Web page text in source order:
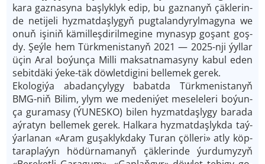
ka­ra gaz­na­sy­na baş­lyk­lyk edip, bu gaz­na­nyň çäk­le­rin­
de ne­ti­je­li hyz­mat­daş­ly­gyň pug­ta­lan­dy­rylma­gy­na we
onuň işi­niň kä­mil­leş­di­ril­megi­ne my­na­syp go­şant goş­
dy. Şeý­le hem Türkme­nis­tanyň 2021 — 2025-nji ýyl­lar
üçin Aral bo­ýun­ça Mil­li mak­sat­na­ma­sy­ny ka­bul eden
se­bit­dä­ki ýe­ke-täk döw­let­di­gini bel­le­mek ge­rek.
Eko­lo­gi­ýa aba­dan­çy­ly­gy ba­bat­da Türkmenis­ta­nyň
BMG-niň Bi­lim, ylym we me­de­ni­ýet me­se­le­le­ri bo­ýun­
ça gu­rama­sy (ÝUNES­KO) bi­len hyz­mat­daş­ly­gy ba­ra­da
aý­ra­tyn bel­le­mek ge­rek. Hal­ka­ra hyz­mat­daş­lyk­da taý­
ýar­la­nan «Aram guşak­lyk­da­ky Tu­ran çöl­le­ri» at­ly köp­
ta­rap­laýyn hö­dür­na­ma­nyň çäk­le­rin­de ýur­du­myzyň